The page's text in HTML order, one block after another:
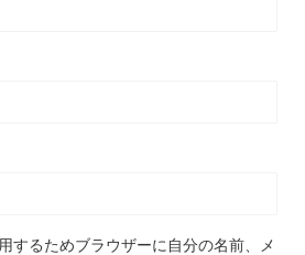
するためブラウザーに自分の名前、メ